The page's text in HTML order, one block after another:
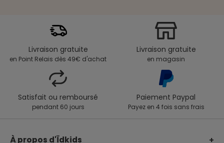
Livraison gratuite
en Point Relais dès 49€ d'achat
Livraison gratuite
en magasin
Satisfait ou remboursé
pendant 60 jours
Paiement Paypal
Payez en 4 fois sans frais
À propos d'Ïdkids